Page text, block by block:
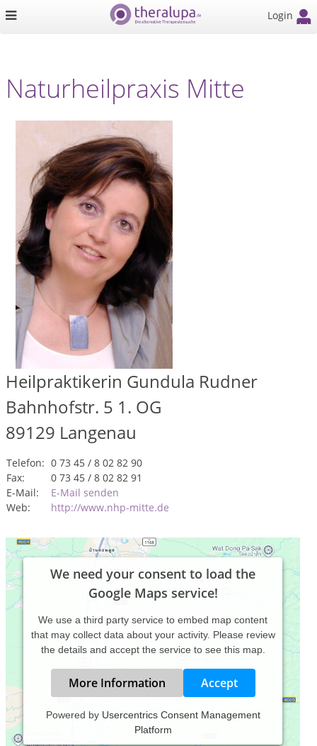
Login
Naturheilpraxis Mitte
Heilpraktikerin Gundula Rudner
Bahnhofstr. 5 1. OG
89129 Langenau
Telefon: 0 73 45 / 8 02 82 90
Fax:
0 73 45 / 8 02 82 91
E-Mail:
E-Mail senden
Web:
http://www.nhp-mitte.de
We need your consent to load the
Google Maps service!
We use a third party service to embed map content
that may collect data about your activity. Please review
the details and accept the service to see this map.
More Information Accept
Powered by Usercentrics Consent Management
Platform
Praxiszeiten: